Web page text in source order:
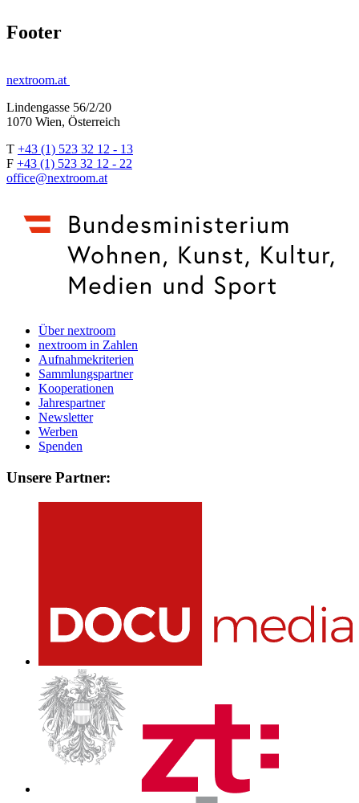
Footer
nextroom.at
Lindengasse 56/2/20
1070 Wien, Österreich
T +43 (1) 523 32 12 - 13
F +43 (1) 523 32 12 - 22
office@nextroom.at
Über nextroom
nextroom in Zahlen
Aufnahmekriterien
Sammlungspartner
Kooperationen
Jahrespartner
Newsletter
Werben
Spenden
Unsere Partner: